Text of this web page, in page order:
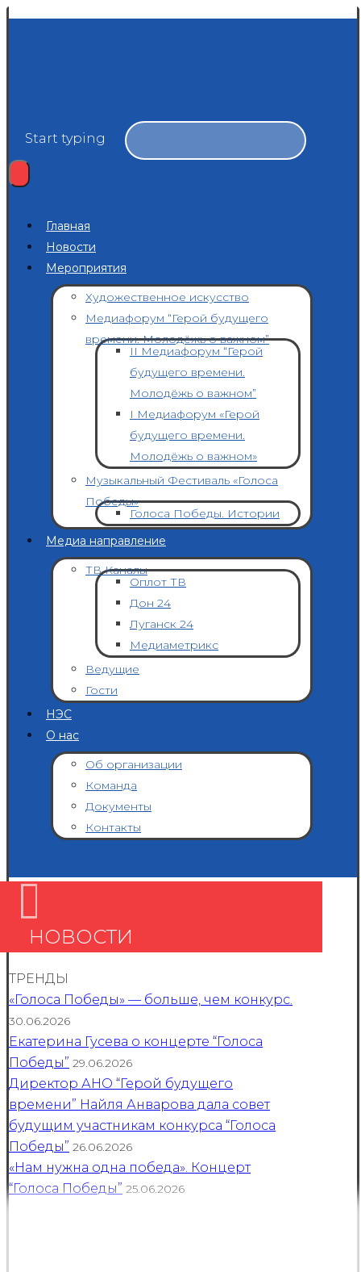
Start typing
Главная
Новости
Мероприятия
Художественное искусство
Медиафорум “Герой будущего
времени. Молодёжь о важном”
II Медиафорум “Герой
будущего времени.
Молодёжь о важном”
I Медиафорум «Герой
будущего времени.
Молодёжь о важном»
Музыкальный Фестиваль «Голоса
Победы»
Голоса Победы. Истории
Медиа направление
ТВ Каналы
Оплот ТВ
Дон 24
Луганск 24
Медиаметрикс
Ведущие
Гости
НЭС
О нас
Об организации
Команда
Документы
Контакты
НОВОСТИ
ТРЕНДЫ
«Голоса Победы» — больше, чем конкурс.
30.06.2026
Екатерина Гусева о концерте “Голоса
Победы” 29.06.2026
Директор АНО “Герой будущего
времени” Найля Анварова дала совет
будущим участникам конкурса “Голоса
Победы” 26.06.2026
«Нам нужна одна победа». Концерт
“Голоса Победы” 25.06.2026